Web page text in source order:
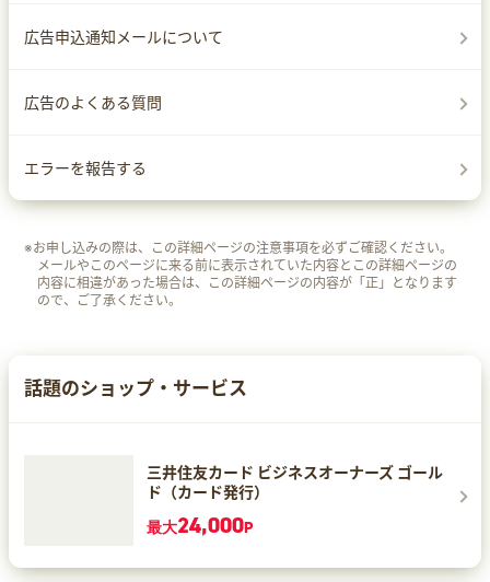
広告申込通知メールについて
広告のよくある質問
エラーを報告する
※お申し込みの際は、この詳細ページの注意事項を必ずご確認ください。
メールやこのページに来る前に表示されていた内容とこの詳細ページの
内容に相違があった場合は、この詳細ページの内容が「正」となります
ので、ご了承ください。
話題のショップ・サービス
三井住友カード ビジネスオーナーズ ゴール
ド（カード発行）
最大24,000P